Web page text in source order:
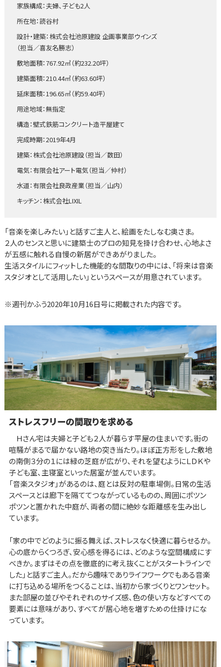
家族構成：夫婦、子ども2人
所在地：読谷村
設計・建築：株式会社池原建設 企画事業部ウインズ
（担当／喜友名勝志）
敷地面積：767.92㎡（約232.20坪）
建築面積：210.44㎡（約63.60坪）
延床面積：196.65㎡（約59.40坪）
用途地域：無指定
構造：壁式鉄筋コンクリート造平屋建て
完成時期：2019年4月
建築：株式会社池原建設（担当／数田）
電気：有限会社アート電気（担当／仲村）
水道：有限会社良政産業（担当／山内）
キッチン：株式会社LIXIL
「音楽を楽しみたい」と話すご主人と、絵画をたしなむ奥さま。
２人のセンスと思いに建築士のプロの知見を掛け合わせ、心地よさ
が五感に触れる自慢の新居ができあがりました。
生活スタイルにフィットした機能的な間取りの中には、「将来は音楽
スタジオとして活用したい」というスペースが用意されています。
※週刊かふう2020年10月16日号に掲載された内容です。
ストレスフリーの間取りを求める
Ｈさん宅は夫婦と子ども２人が暮らす平屋の住まいです。街の
喧騒がまるで届かない路地の突き当たり。ほぼ正方形をした敷地
の南側３分の１には緑の芝庭が広がり、それを望むようにＬＤＫや
子ども室、主寝室といった居室が並んでいます。
「音楽スタジオ」があるのは、庭とは反対の駐車場側。日常の生活
スペースとは廊下を隔ててつながっているものの、周囲にポツン
ポツンと置かれた中庭が、両者の間に絶妙な距離感を生み出し
ています。
「家の中でどのように振る舞えば、ストレスなく快適に暮らせるか。
心の底からくつろぎ、安心感を得るには、どのような空間構成にす
べきか。まずはその点を徹底的に考え抜くことがスタートラインで
した」と話すご主人。だから趣味でありライフワークでもある音楽
に打ち込める場所をつくることは、当初から家づくりとワンセット。
また部屋の並びやそれぞれのサイズ感、色の使い方などすべての
要素には意味があり、すべてが居心地を増すための仕掛けにな
っています。